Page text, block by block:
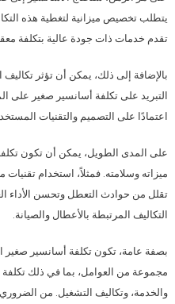
يتطلب تخصيص ميزانية لتغطية هذه
تقدم خدمات ذات جودة عالية بتكلفة
بالإضافة إلى ذلك، يمكن أن تؤثر
التبريد على تكلفة أسانسير صغير على
اعتمادًا على التصميم والتقنيات
على المدى الطويل، يمكن أن تكون
ميزاته وسلامته. فمثلاً، استخدام
تقلل من حوادث التعطل وتحسن الأداء
التكاليف المرتبطة بالأعطال والصيانة.
بصفة عامة، تكون تكلفة أسانسير صغير
مجموعة من العوامل، بما في ذلك تكلفة
والخدمة، وتكاليف التشغيل. من